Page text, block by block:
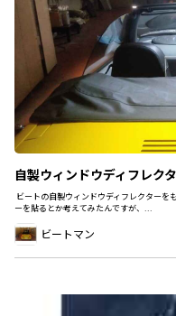
自製ウィンドウディフレク
ビートの自製ウィンドウディフレクターを
ーを貼るとか考えてみたんですが、...
ビートマン